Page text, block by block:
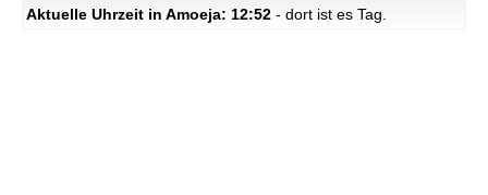
Aktuelle Uhrzeit in Amoeja: 12:52 - dort ist es Tag.